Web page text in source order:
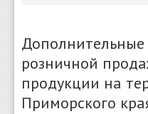
Справочник
Погода
Дополнительные
розничной
продукции на
Приморского